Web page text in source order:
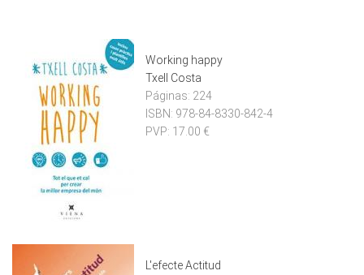
Working happy
Txell Costa
Páginas: 224
ISBN: 978-84-8330-842-4
PVP: 17.00 €
L'efecte Actitud